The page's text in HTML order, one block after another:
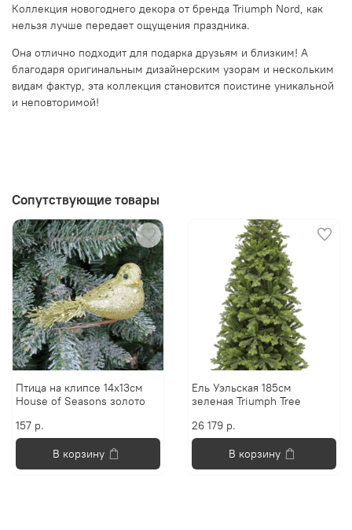
Коллекция новогоднего декора от бренда Triumph Nord, как
нельзя лучше передает ощущения праздника.
Она отлично подходит для подарка друзьям и близким! А
благодаря оригинальным дизайнерским узорам и нескольким
видам фактур, эта коллекция становится поистине уникальной
и неповторимой!
Сопутствующие товары
Птица на клипсе 14х13см
House of Seasons золото
157 р.
В корзину
Ель Уэльская 185см
зеленая Triumph Tree
26 179 р.
В корзину